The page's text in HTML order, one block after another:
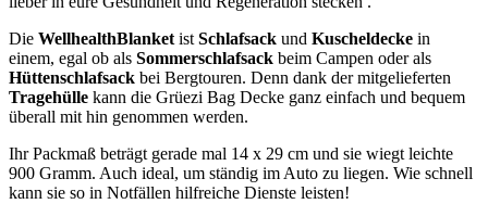
Die WellhealthBlanket ist Schlafsack und Kuscheldecke in
einem, egal ob als Sommerschlafsack beim Campen oder als
Hüttenschlafsack bei Bergtouren. Denn dank der mitgelieferten
Tragehülle kann die Grüezi Bag Decke ganz einfach und bequem
überall mit hin genommen werden.
Ihr Packmaß beträgt gerade mal 14 x 29 cm und sie wiegt leichte
900 Gramm. Auch ideal, um ständig im Auto zu liegen. Wie schnell
kann sie so in Notfällen hilfreiche Dienste leisten!